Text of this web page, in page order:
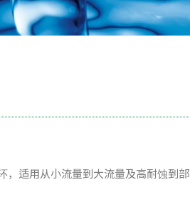
，适用从小流量到大流量及高耐蚀到部